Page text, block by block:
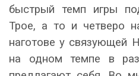
быстрый темп игры
Трое, а то и четверо
наготове у связующей
на одном темпе в